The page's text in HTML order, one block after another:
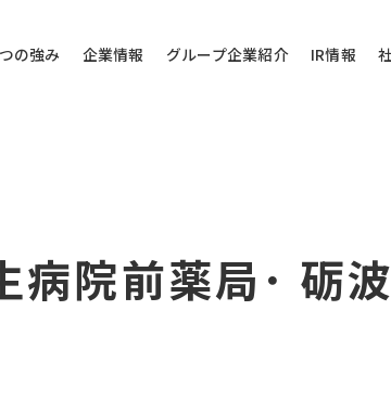
の強み 企業情報 グループ企業紹介 IR情報
問い合わせ
当
院前薬局･ 砺